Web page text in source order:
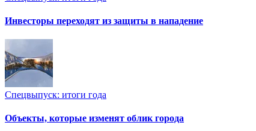
Инвесторы переходят из защиты в нападение
Спецвыпуск: итоги года
Объекты, которые изменят облик города